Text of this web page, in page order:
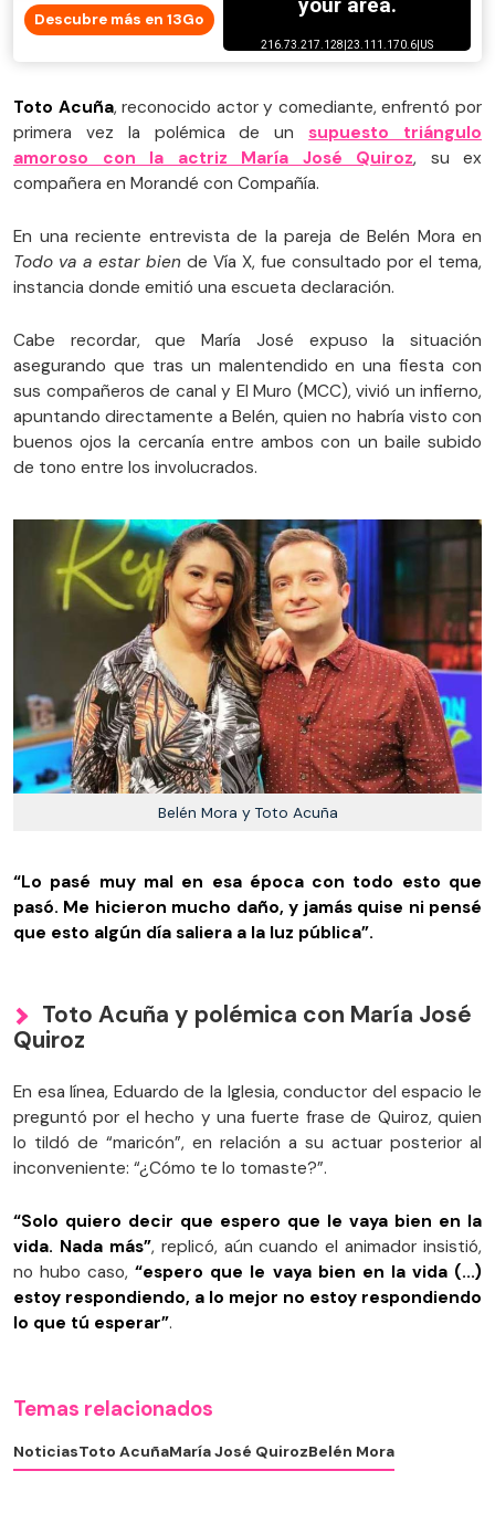
Descubre más en 13Go
Toto Acuña, reconocido actor y comediante, enfrentó por
primera vez la polémica de un supuesto triángulo
amoroso con la actriz María José Quiroz, su ex
compañera en Morandé con Compañía.
En una reciente entrevista de la pareja de Belén Mora en
Todo va a estar bien de Vía X, fue consultado por el tema,
instancia donde emitió una escueta declaración.
Cabe recordar, que María José expuso la situación
asegurando que tras un malentendido en una fiesta con
sus compañeros de canal y El Muro (MCC), vivió un infierno,
apuntando directamente a Belén, quien no habría visto con
buenos ojos la cercanía entre ambos con un baile subido
de tono entre los involucrados.
Belén Mora y Toto Acuña
“Lo pasé muy mal en esa época con todo esto que
pasó. Me hicieron mucho daño, y jamás quise ni pensé
que esto algún día saliera a la luz pública”.
Toto Acuña y polémica con María José
Quiroz
En esa línea, Eduardo de la Iglesia, conductor del espacio le
preguntó por el hecho y una fuerte frase de Quiroz, quien
lo tildó de “maricón”, en relación a su actuar posterior al
inconveniente: “¿Cómo te lo tomaste?”.
“Solo quiero decir que espero que le vaya bien en la
vida. Nada más”, replicó, aún cuando el animador insistió,
no hubo caso,“espero que le vaya bien en la vida (...)
estoy respondiendo, a lo mejor no estoy respondiendo
lo que tú esperar”.
Temas relacionados
NoticiasToto AcuñaMaría José QuirozBelén Mora